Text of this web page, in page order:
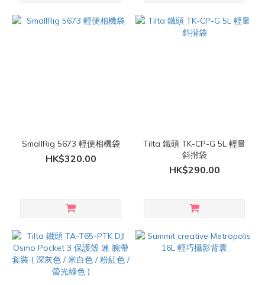
SmallRig 5673 輕便相機袋
HK$320.00
Tilta 鐵頭 TK-CP-G 5L 輕量
斜揹袋
HK$290.00